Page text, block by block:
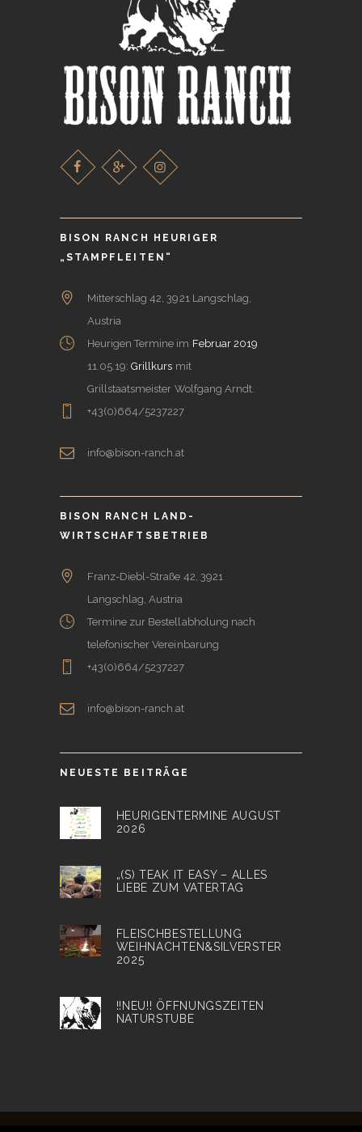
BISON RANCH HEURIGER
„STAMPFLEITEN“
Mitterschlag 42, 3921 Langschlag,
Austria
Heurigen Termine im Februar 2019
11.05.19:Grillkurs mit
Grillstaatsmeister Wolfgang Arndt.
+43(0)664/5237227
info@bison-ranch.at
BISON RANCH LAND-
WIRTSCHAFTSBETRIEB
Franz-Diebl-Straße 42, 3921
Langschlag, Austria
Termine zur Bestellabholung nach
telefonischer Vereinbarung
+43(0)664/5237227
info@bison-ranch.at
NEUESTE BEITRÄGE
HEURIGENTERMINE AUGUST
2026
„(S) TEAK IT EASY – ALLES
LIEBE ZUM VATERTAG
FLEISCHBESTELLUNG
WEIHNACHTEN&SILVERSTER
2025
!!NEU!! ÖFFNUNGSZEITEN
NATURSTUBE